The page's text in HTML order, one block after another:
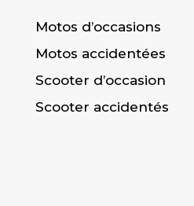
Motos d’occasions
Motos accidentées
Scooter d’occasion
Scooter accidentés